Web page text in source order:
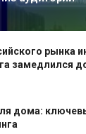
рынка
замедлился
дома: